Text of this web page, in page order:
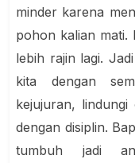
minder karena
pohon kalian
lebih rajin lagi.
kita dengan
kejujuran,
dengan disiplin.
tumbuh jadi